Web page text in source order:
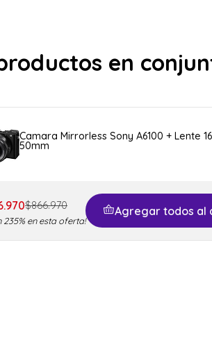
en
Camara Mirrorless Sony A6100 + Lente
50mm
$866.970
235% en esta oferta!
Agregar todos al